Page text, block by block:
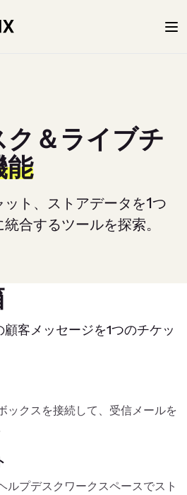
＆ライブチ
能
ト、ストアデータを1つ
合するツールを探索。
客メッセージを1つのチケッ
ックスを接続して、受信メールを
ルプデスクワークスペースでスト